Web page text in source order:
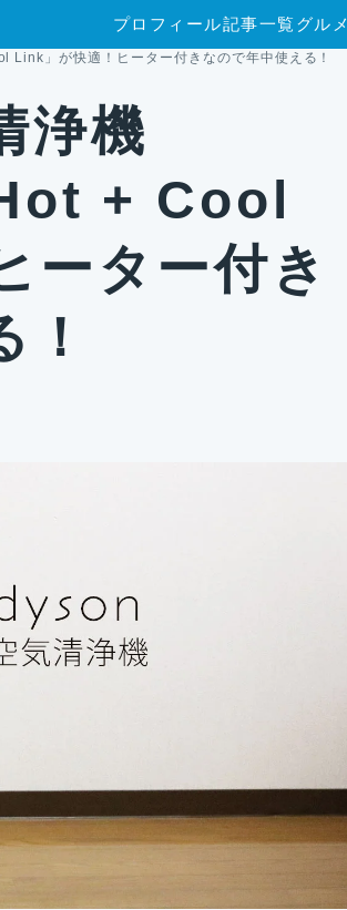
プロフィール記事一覧グルメ
」が快適！ヒーター付きなので年中使える！
浄機
+ Cool
ーター付き